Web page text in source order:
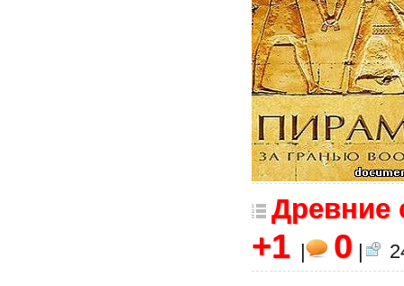
Древние
+1 | 0 |